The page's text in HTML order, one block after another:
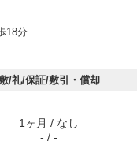
18分
/礼/保証/敷引・償却
1ヶ月 / なし
- / -